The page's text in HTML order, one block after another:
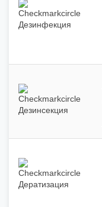
Дезинфекция
Дезинсекция
Дератизация